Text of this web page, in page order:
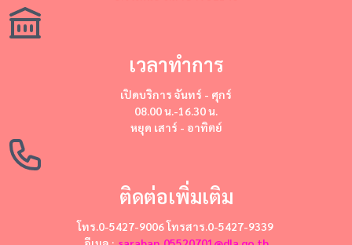
เวลาทำการ
เปิดบริการ จันทร์ - ศุกร์
08.00 น.-16.30 น.
หยุด เสาร์ - อาทิตย์
ติดต่อเพิ่มเติม
โทร.0-5427-9006 โทรสาร.0-5427-9339